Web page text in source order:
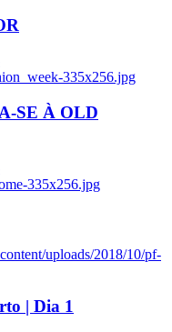
335x256.jpg
SE À OLD
335x256.jpg
uploads/2018/10/pf-
| Dia 1